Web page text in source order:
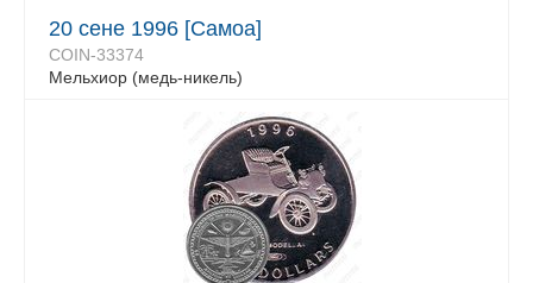
20 сене 1996 [Самоа]
COIN-33374
Мельхиор (медь-никель)